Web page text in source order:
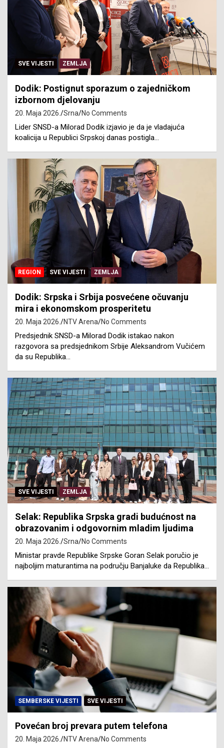
SVE VIJESTI ZEMLJA
Dodik: Postignut sporazum o zajedničkom
izbornom djelovanju
20. Maja 2026. Srna No Comments
Lider SNSD-a Milorad Dodik izjavio je da je vladajuća
koalicija u Republici Srpskoj danas postigla…
REGION SVE VIJESTI ZEMLJA
Dodik: Srpska i Srbija posvećene očuvanju
mira i ekonomskom prosperitetu
20. Maja 2026. NTV Arena No Comments
Predsjednik SNSD-a Milorad Dodik istakao nakon
razgovora sa predsjednikom Srbije Aleksandrom Vučićem
da su Republika…
SVE VIJESTI ZEMLJA
Selak: Republika Srpska gradi budućnost na
obrazovanim i odgovornim mladim ljudima
20. Maja 2026. Srna No Comments
Ministar pravde Republike Srpske Goran Selak poručio je
najboljim maturantima na području Banjaluke da Republika…
SEMBERSKE VIJESTI SVE VIJESTI
Povećan broj prevara putem telefona
20. Maja 2026. NTV Arena No Comments